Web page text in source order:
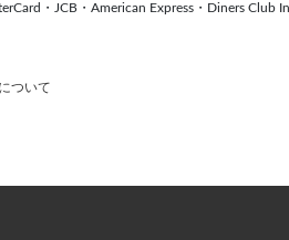
・JCB・American Express・Diners Club
ついて